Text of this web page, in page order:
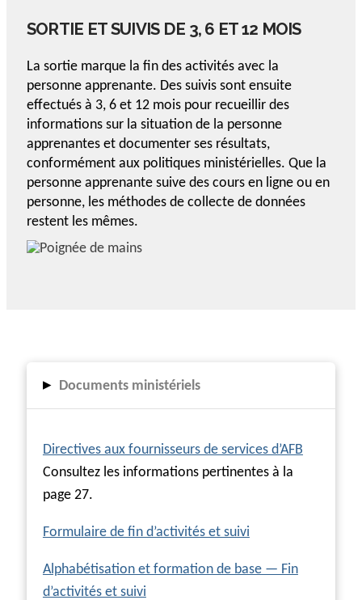
SORTIE ET SUIVIS DE 3, 6 ET 12 MOIS
La sortie marque la fin des activités avec la
personne apprenante. Des suivis sont ensuite
effectués à 3, 6 et 12 mois pour recueillir des
informations sur la situation de la personne
apprenantes et documenter ses résultats,
conformément aux politiques ministérielles. Que la
personne apprenante suive des cours en ligne ou en
personne, les méthodes de collecte de données
restent les mêmes.
▸ Documents ministériels
Directives aux fournisseurs de services d’AFB
Consultez les informations pertinentes à la
page 27.
Formulaire de fin d’activités et suivi
Alphabétisation et formation de base — Fin
d’activités et suivi